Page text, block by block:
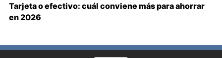
Tarjeta o efectivo: cuál conviene más para ahorrar
en 2026